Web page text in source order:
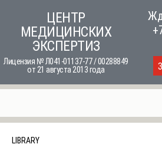
content
ЦЕНТР
МЕДИЦИНСКИХ
ЭКСПЕРТИЗ
Лицензия № Л041-01137-77 / 00288849
от 21 августа 2013 года
LIBRARY